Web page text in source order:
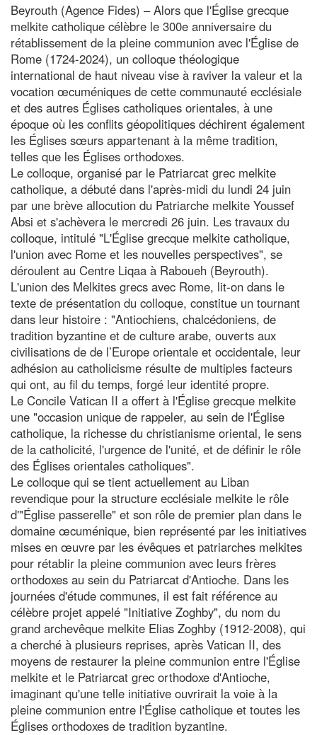
Beyrouth (Agence Fides) – Alors que l'Église grecque
melkite catholique célèbre le 300e anniversaire du
rétablissement de la pleine communion avec l'Église de
Rome (1724-2024), un colloque théologique
international de haut niveau vise à raviver la valeur et la
vocation œcuméniques de cette communauté ecclésiale
et des autres Églises catholiques orientales, à une
époque où les conflits géopolitiques déchirent également
les Églises sœurs appartenant à la même tradition,
telles que les Églises orthodoxes.
Le colloque, organisé par le Patriarcat grec melkite
catholique, a débuté dans l'après-midi du lundi 24 juin
par une brève allocution du Patriarche melkite Youssef
Absi et s'achèvera le mercredi 26 juin. Les travaux du
colloque, intitulé "L'Église grecque melkite catholique,
l'union avec Rome et les nouvelles perspectives", se
déroulent au Centre Liqaa à Raboueh (Beyrouth).
L'union des Melkites grecs avec Rome, lit-on dans le
texte de présentation du colloque, constitue un tournant
dans leur histoire : "Antiochiens, chalcédoniens, de
tradition byzantine et de culture arabe, ouverts aux
civilisations de de l’Europe orientale et occidentale, leur
adhésion au catholicisme résulte de multiples facteurs
qui ont, au fil du temps, forgé leur identité propre.
Le Concile Vatican II a offert à l'Église grecque melkite
une "occasion unique de rappeler, au sein de l'Église
catholique, la richesse du christianisme oriental, le sens
de la catholicité, l'urgence de l'unité, et de définir le rôle
des Églises orientales catholiques".
Le colloque qui se tient actuellement au Liban
revendique pour la structure ecclésiale melkite le rôle
d'"Église passerelle" et son rôle de premier plan dans le
domaine œcuménique, bien représenté par les initiatives
mises en œuvre par les évêques et patriarches melkites
pour rétablir la pleine communion avec leurs frères
orthodoxes au sein du Patriarcat d'Antioche. Dans les
journées d'étude communes, il est fait référence au
célèbre projet appelé "Initiative Zoghby", du nom du
grand archevêque melkite Elias Zoghby (1912-2008), qui
a cherché à plusieurs reprises, après Vatican II, des
moyens de restaurer la pleine communion entre l'Église
melkite et le Patriarcat grec orthodoxe d'Antioche,
imaginant qu'une telle initiative ouvrirait la voie à la
pleine communion entre l'Église catholique et toutes les
Églises orthodoxes de tradition byzantine.